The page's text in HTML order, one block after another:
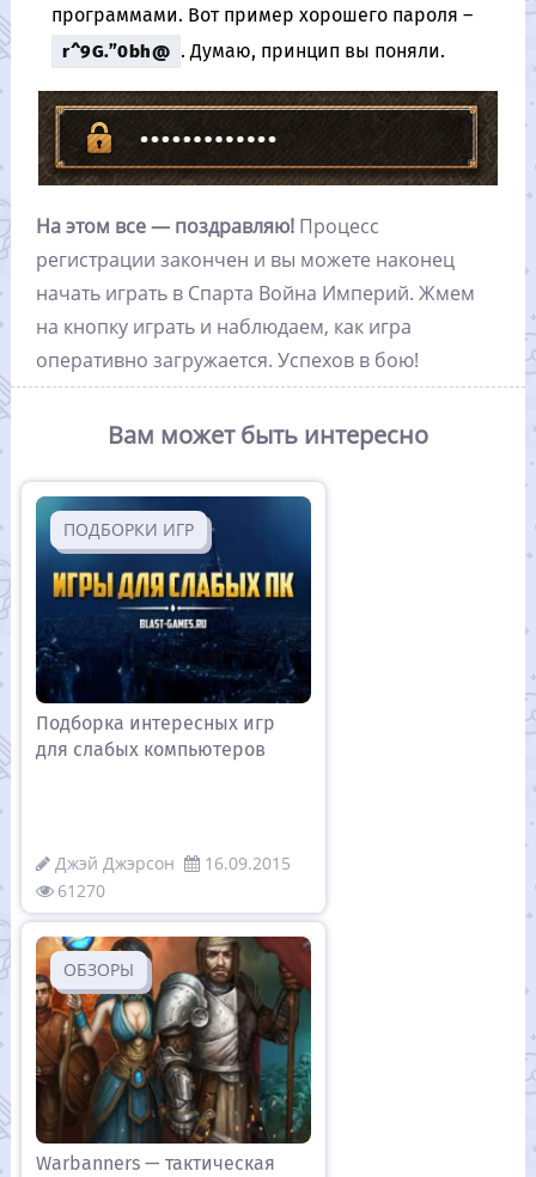
программами. Вот пример хорошего пароля –
r^9G.”0bh@ . Думаю, принцип вы поняли.
На этом все — поздравляю! Процесс
регистрации закончен и вы можете наконец
начать играть в Спарта Война Империй. Жмем
на кнопку играть и наблюдаем, как игра
оперативно загружается. Успехов в бою!
Вам может быть интересно
ПОДБОРКИ ИГР
Подборка интересных игр
для слабых компьютеров
Джэй Джэрсон
16.09.2015
61270
ОБЗОРЫ
Warbanners — тактическая